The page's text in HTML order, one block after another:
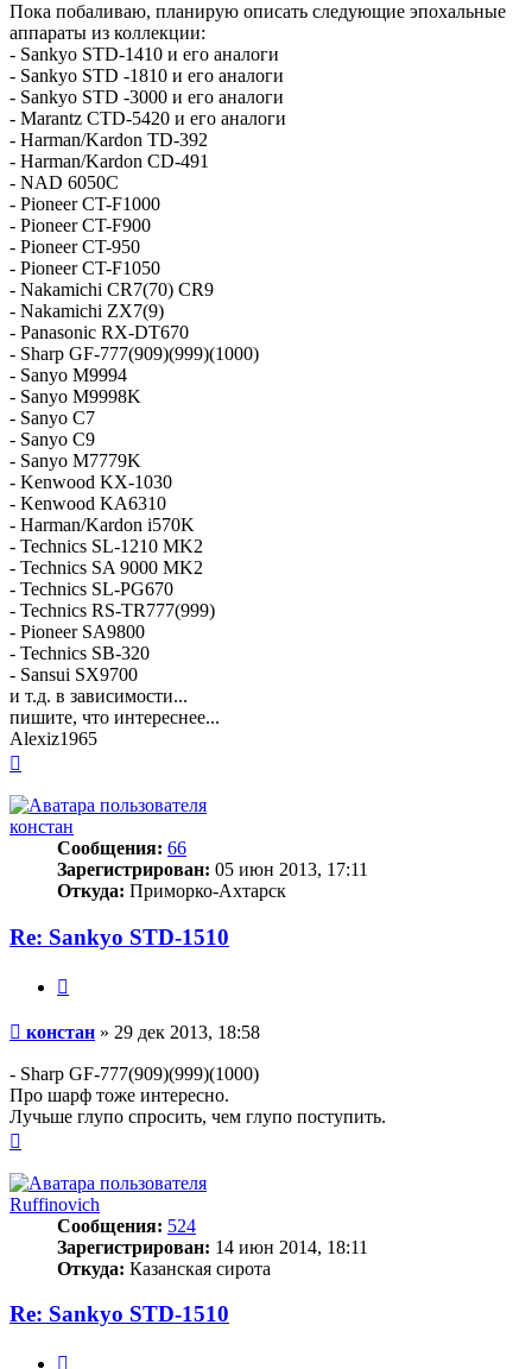
Пока побаливаю, планирую описать следующие эпохальные
аппараты из коллекции:
- Sankyo STD-1410 и его аналоги
- Sankyo STD -1810 и его аналоги
- Sankyo STD -3000 и его аналоги
- Marantz CTD-5420 и его аналоги
- Harman/Kardon TD-392
- Harman/Kardon CD-491
- NAD 6050C
- Pioneer CT-F1000
- Pioneer CT-F900
- Pioneer CT-950
- Pioneer CT-F1050
- Nakamichi CR7(70) CR9
- Nakamichi ZX7(9)
- Panasonic RX-DT670
- Sharp GF-777(909)(999)(1000)
- Sanyo M9994
- Sanyo M9998K
- Sanyo C7
- Sanyo C9
- Sanyo M7779K
- Kenwood KX-1030
- Kenwood KA6310
- Harman/Kardon i570K
- Technics SL-1210 MK2
- Technics SA 9000 MK2
- Technics SL-PG670
- Technics RS-TR777(999)
- Pioneer SA9800
- Technics SB-320
- Sansui SX9700
и т.д. в зависимости...
пишите, что интереснее...
Alexiz1965
началу
констан
Сообщения: 66
Зарегистрирован: 05 июн 2013, 17:11
Откуда: Приморко-Ахтарск
Re: Sankyo STD-1510
Сообщение
констан » 29 дек 2013, 18:58
- Sharp GF-777(909)(999)(1000)
Про шарф тоже интересно.
Лучьше глупо спросить, чем глупо поступить.
началу
Ruffinovich
Сообщения: 524
Зарегистрирован: 14 июн 2014, 18:11
Откуда: Казанская сирота
Re: Sankyo STD-1510